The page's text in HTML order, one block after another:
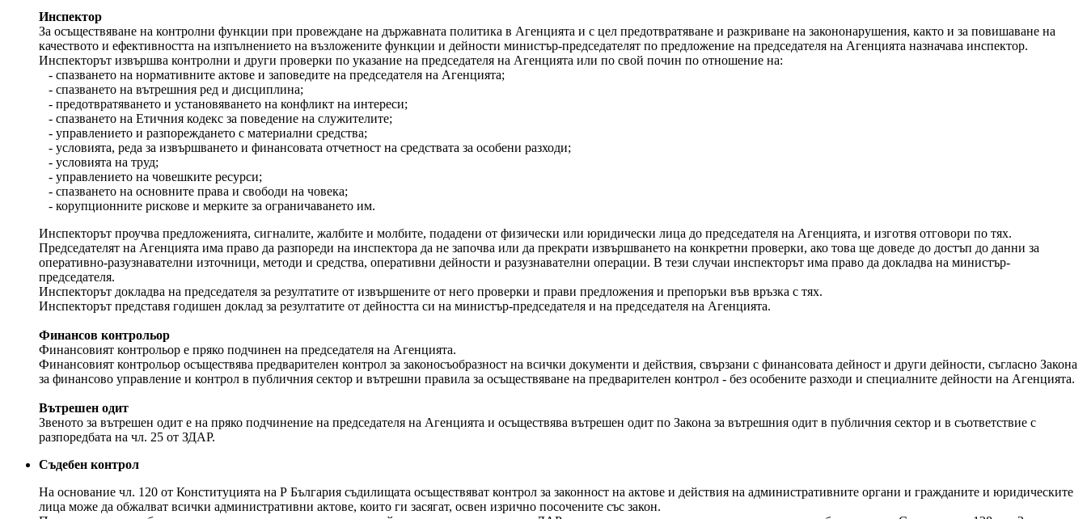
Инспектор
За осъществяване на контролни функции при провеждане на държавната политика в Агенцията и с цел предотвратяване и разкриване на закононарушения, както и за повишаване на
качеството и ефективността на изпълнението на възложените функции и дейности министър-председателят по предложение на председателя на Агенцията назначава инспектор.
Инспекторът извършва контролни и други проверки по указание на председателя на Агенцията или по свой почин по отношение на:
- спазването на нормативните актове и заповедите на председателя на Агенцията;
- спазването на вътрешния ред и дисциплина;
- предотвратяването и установяването на конфликт на интереси;
- спазването на Етичния кодекс за поведение на служителите;
- управлението и разпореждането с материални средства;
- условията, реда за извършването и финансовата отчетност на средствата за особени разходи;
- условията на труд;
- управлението на човешките ресурси;
- спазването на основните права и свободи на човека;
- корупционните рискове и мерките за ограничаването им.
Инспекторът проучва предложенията, сигналите, жалбите и молбите, подадени от физически или юридически лица до председателя на Агенцията, и изготвя отговори по тях.
Председателят на Агенцията има право да разпореди на инспектора да не започва или да прекрати извършването на конкретни проверки, ако това ще доведе до достъп до данни за
оперативно-разузнавателни източници, методи и средства, оперативни дейности и разузнавателни операции. В тези случаи инспекторът има право да докладва на министър-
председателя.
Инспекторът докладва на председателя за резултатите от извършените от него проверки и прави предложения и препоръки във връзка с тях.
Инспекторът представя годишен доклад за резултатите от дейността си на министър-председателя и на председателя на Агенцията.
Финансов контрольор
Финансовият контрольор е пряко подчинен на председателя на Агенцията.
Финансовият контрольор осъществява предварителен контрол за законосъобразност на всички документи и действия, свързани с финансовата дейност и други дейности, съгласно Закона
за финансово управление и контрол в публичния сектор и вътрешни правила за осъществяване на предварителен контрол - без особените разходи и специалните дейности на Агенцията.
Вътрешен одит
Звеното за вътрешен одит е на пряко подчинение на председателя на Агенцията и осъществява вътрешен одит по Закона за вътрешния одит в публичния сектор и в съответствие с
разпоредбата на чл. 25 от ЗДАР.
Съдебен контрол
На основание чл. 120 от Конституцията на Р България съдилищата осъществяват контрол за законност на актове и действия на административните органи и гражданите и юридическите
лица може да обжалват всички административни актове, които ги засягат, освен изрично посочените със закон.